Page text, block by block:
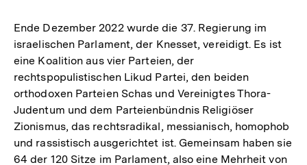
Ende Dezember 2022 wurde die 37. Regierung im
israelischen Parlament, der Knesset, vereidigt. Es ist
eine Koalition aus vier Parteien, der
rechtspopulistischen Likud Partei, den beiden
orthodoxen Parteien Schas und Vereinigtes Thora-
Judentum und dem Parteienbündnis Religiöser
Zionismus, das rechtsradikal, messianisch, homophob
und rassistisch ausgerichtet ist. Gemeinsam haben sie
64 der 120 Sitze im Parlament, also eine Mehrheit von